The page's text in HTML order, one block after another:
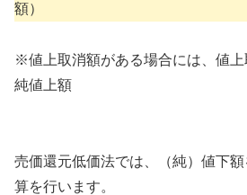
額）
※値上取消額がある場合には、値
純値上額
売価還元低価法では、（純）値下
算を行います。